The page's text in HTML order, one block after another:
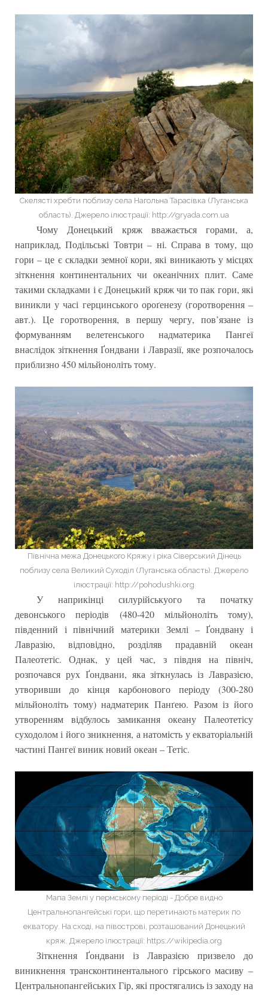
Скелясті хребти поблизу села Нагольна Тарасівка (Луганська
область). Джерело ілюстрації: http://gryada.com.ua
Чому Донецький кряж вважається горами, а,
наприклад, Подільські Товтри – ні. Справа в тому, що
гори – це є складки земної кори, які виникають у місцях
зіткнення континентальних чи океанічних плит. Саме
такими складками і є Донецький кряж чи то пак гори, які
виникли у часі герцинського ороґенезу (горотворення –
авт.). Це горотворення, в першу чергу, пов’язане із
формуванням велетенського надматерика Пангеї
внаслідок зіткнення Ґондвани і Лавразії, яке розпочалось
приблизно 450 мільйоноліть тому.
Північна межа Донецького Кряжу і ріка Сіверський Дінець
поблизу села Великий Суходіл (Луганська область). Джерело
ілюстрації: http://pohodushki.org
У наприкінці силурійськуого та початку
девонського періодів (480-420 мільйоноліть тому),
південний і північний материки Землі – Ґондвану і
Лавразію, відповідно, розділяв прадавній океан
Палеотетіс. Однак, у цей час, з півдня на північ,
розпочався рух Ґондвани, яка зіткнулась із Лавразією,
утворивши до кінця карбонового періоду (300-280
мільйоноліть тому) надматерик Панґею. Разом із його
утворенням відбулось замикання океану Палеотетісу
суходолом і його зникнення, а натомість у екваторіальній
частині Пангеї виник новий океан – Тетіс.
Мапа Землі у пермському періоді - Добре видно
Центральнопангейські гори, що перетинають материк по
екватору. На сході, на півострові, розташований Донецький
кряж. Джерело ілюстрації: https://wikipedia.org
Зіткнення Ґондвани із Лавразією призвело до
виникнення трансконтинентального гірського масиву –
Центральнопангейських Гір, які простягались із заходу на